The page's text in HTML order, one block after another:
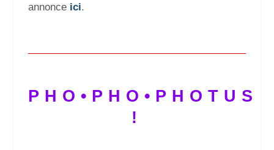
annonce ici.
PHO•PHO•PHOTUS
!